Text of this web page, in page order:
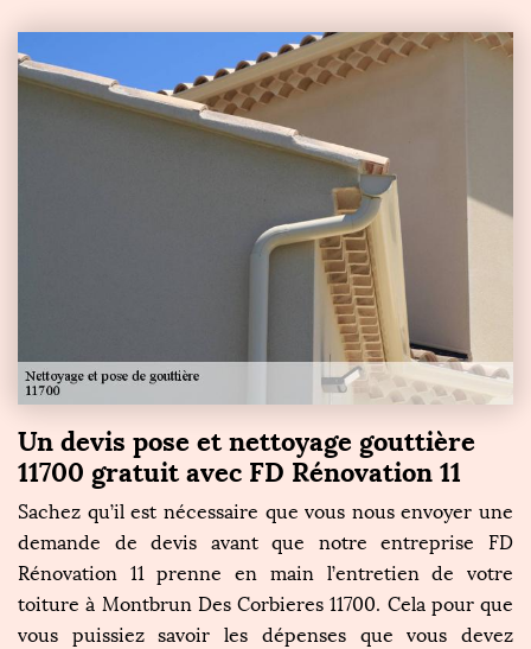
Un devis pose et nettoyage gouttière
11700 gratuit avec FD Rénovation 11
Sachez qu’il est nécessaire que vous nous envoyer une
demande de devis avant que notre entreprise FD
Rénovation 11 prenne en main l’entretien de votre
toiture à Montbrun Des Corbieres 11700. Cela pour que
vous puissiez savoir les dépenses que vous devez